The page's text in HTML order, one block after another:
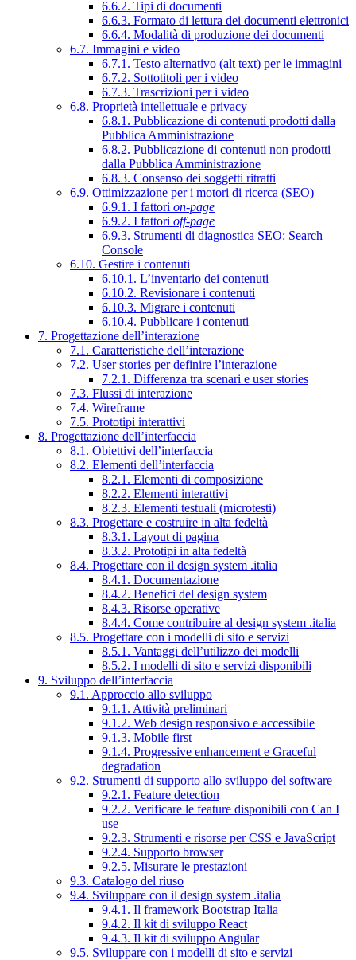
6.6.2. Tipi di documenti
6.6.3. Formato di lettura dei documenti elettronici
6.6.4. Modalità di produzione dei documenti
6.7. Immagini e video
6.7.1. Testo alternativo (alt text) per le immagini
6.7.2. Sottotitoli per i video
6.7.3. Trascrizioni per i video
6.8. Proprietà intellettuale e privacy
6.8.1. Pubblicazione di contenuti prodotti dalla
Pubblica Amministrazione
6.8.2. Pubblicazione di contenuti non prodotti
dalla Pubblica Amministrazione
6.8.3. Consenso dei soggetti ritratti
6.9. Ottimizzazione per i motori di ricerca (SEO)
6.9.1. I fattori on-page
6.9.2. I fattori off-page
6.9.3. Strumenti di diagnostica SEO: Search
Console
6.10. Gestire i contenuti
6.10.1. L’inventario dei contenuti
6.10.2. Revisionare i contenuti
6.10.3. Migrare i contenuti
6.10.4. Pubblicare i contenuti
7. Progettazione dell’interazione
7.1. Caratteristiche dell’interazione
7.2. User stories per definire l’interazione
7.2.1. Differenza tra scenari e user stories
7.3. Flussi di interazione
7.4. Wireframe
7.5. Prototipi interattivi
8. Progettazione dell’interfaccia
8.1. Obiettivi dell’interfaccia
8.2. Elementi dell’interfaccia
8.2.1. Elementi di composizione
8.2.2. Elementi interattivi
8.2.3. Elementi testuali (microtesti)
8.3. Progettare e costruire in alta fedeltà
8.3.1. Layout di pagina
8.3.2. Prototipi in alta fedeltà
8.4. Progettare con il design system .italia
8.4.1. Documentazione
8.4.2. Benefici del design system
8.4.3. Risorse operative
8.4.4. Come contribuire al design system .italia
8.5. Progettare con i modelli di sito e servizi
8.5.1. Vantaggi dell’utilizzo dei modelli
8.5.2. I modelli di sito e servizi disponibili
9. Sviluppo dell’interfaccia
9.1. Approccio allo sviluppo
9.1.1. Attività preliminari
9.1.2. Web design responsivo e accessibile
9.1.3. Mobile first
9.1.4. Progressive enhancement e Graceful
degradation
9.2. Strumenti di supporto allo sviluppo del software
9.2.1. Feature detection
9.2.2. Verificare le feature disponibili con Can I
use
9.2.3. Strumenti e risorse per CSS e JavaScript
9.2.4. Supporto browser
9.2.5. Misurare le prestazioni
9.3. Catalogo del riuso
9.4. Sviluppare con il design system .italia
9.4.1. Il framework Bootstrap Italia
9.4.2. Il kit di sviluppo React
9.4.3. Il kit di sviluppo Angular
9.5. Sviluppare con i modelli di sito e servizi